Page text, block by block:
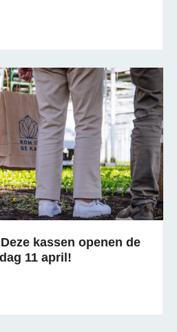
kassen openen de
11 april!